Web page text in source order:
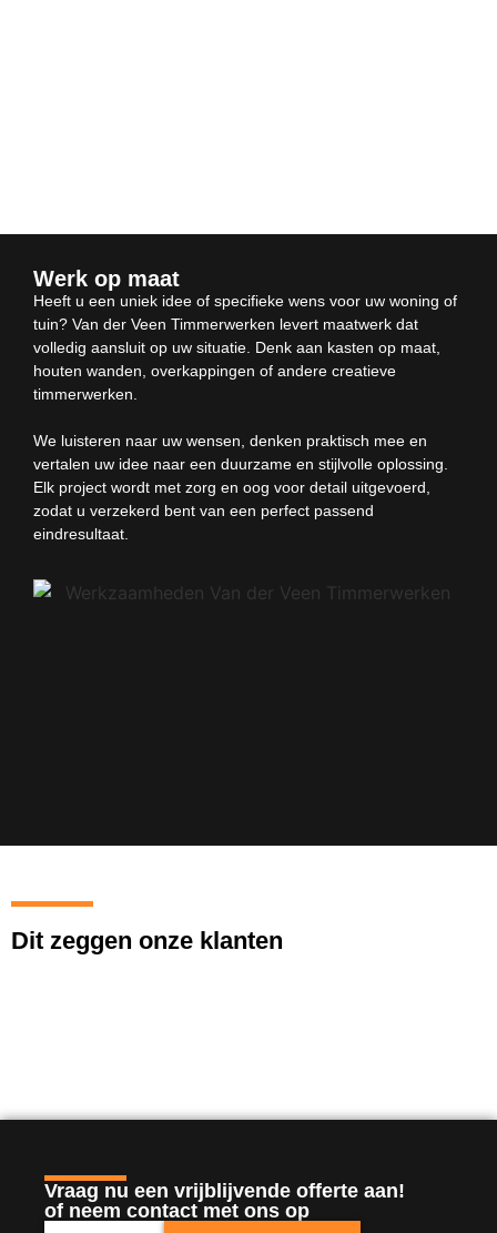
Werk op maat
Heeft u een uniek idee of specifieke wens voor uw woning of
tuin? Van der Veen Timmerwerken levert maatwerk dat
volledig aansluit op uw situatie. Denk aan kasten op maat,
houten wanden, overkappingen of andere creatieve
timmerwerken.
We luisteren naar uw wensen, denken praktisch mee en
vertalen uw idee naar een duurzame en stijlvolle oplossing.
Elk project wordt met zorg en oog voor detail uitgevoerd,
zodat u verzekerd bent van een perfect passend
eindresultaat.
Dit zeggen onze klanten
Vraag nu een vrijblijvende offerte aan!
of neem contact met ons op